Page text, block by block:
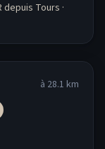
Tours ·
à 28.1 km